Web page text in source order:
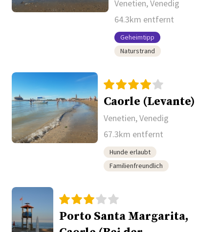
Venetien, Venedig
64.3km entfernt
Geheimtipp
Naturstrand
Caorle (Levante)
Venetien, Venedig
67.3km entfernt
Hunde erlaubt
Familienfreundlich
Porto Santa Margarita,